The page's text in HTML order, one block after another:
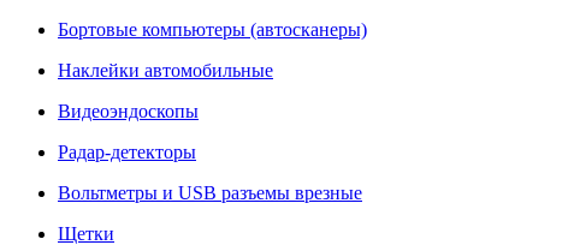
Бортовые компьютеры (автосканеры)
Наклейки автомобильные
Видеоэндоскопы
Радар-детекторы
Вольтметры и USB разъемы врезные
Щетки